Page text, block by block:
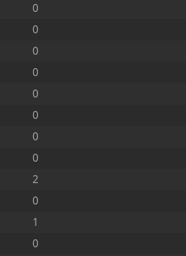
0
0
0
0
0
0
0
0
2
0
1
0